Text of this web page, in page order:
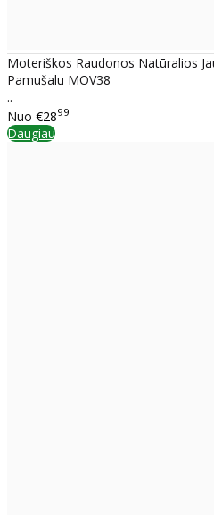
Moteriškos Raudonos Natūralios
Pamušalu MOV38
..
Nuo €2899
Daugiau